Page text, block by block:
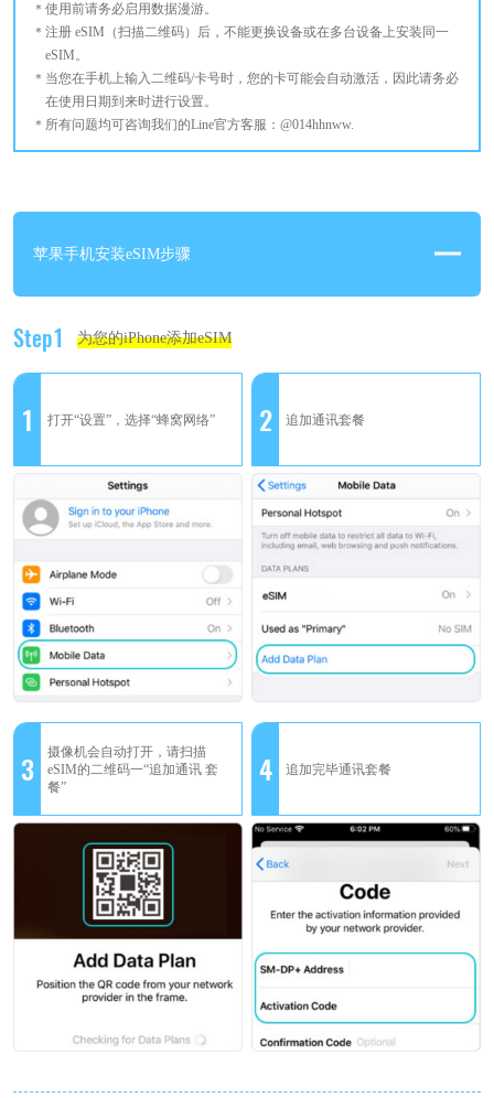
使用前请务必启用数据漫游。
注册 eSIM（扫描二维码）后，不能更换设备或在多台设备上安装同一
eSIM。
当您在手机上输入二维码/卡号时，您的卡可能会自动激活，因此请务必
在使用日期到来时进行设置。
所有问题均可咨询我们的Line官方客服：@014hhnww.
苹果手机安装eSIM步骤
Step1 为您的iPhone添加eSIM
1 打开“设置”，选择“蜂窝网络” 2 追加通讯套餐
3
摄像机会自动打开，请扫描
eSIM的二维码一“追加通讯 套
餐”
4 追加完毕通讯套餐